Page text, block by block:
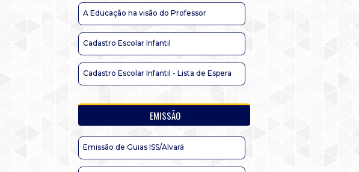
A Educação na visão do Professor
Cadastro Escolar Infantil
Cadastro Escolar Infantil - Lista de Espera
EMISSÃO
Emissão de Guias ISS/Alvará